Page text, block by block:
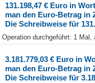
131.198,47 € Euro in
man den Euro-Betrag in
Die Schreibweise für
Operation durchgeführt: 1
3.181.779,03 € Euro in
man den Euro-Betrag in
Die Schreibweise für